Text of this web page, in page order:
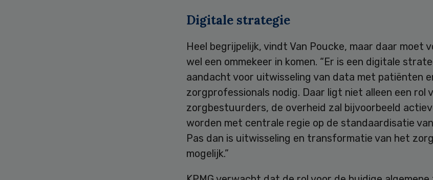
Digitale strategie
Heel begrijpelijk, vindt Van Poucke, maar daar moet
wel een ommekeer in komen. “Er is een digitale
aandacht voor uitwisseling van data met patiënten
zorgprofessionals nodig. Daar ligt niet alleen een rol
zorgbestuurders, de overheid zal bijvoorbeeld
worden met centrale regie op de standaardisatie
Pas dan is uitwisseling en transformatie van het
mogelijk.”